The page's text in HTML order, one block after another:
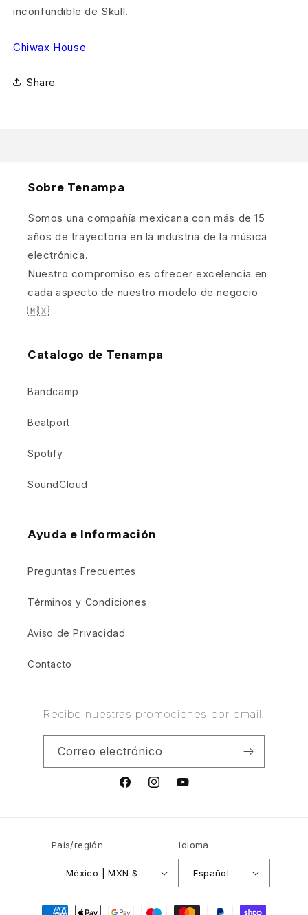
inconfundible de Skull.
Chiwax House
Share
Sobre Tenampa
Somos una compañía mexicana con más de 15
años de trayectoria en la industria de la música
electrónica.
Nuestro compromiso es ofrecer excelencia en
cada aspecto de nuestro modelo de negocio
🇲🇽
Catalogo de Tenampa
Bandcamp
Beatport
Spotify
SoundCloud
Ayuda e Información
Preguntas Frecuentes
Términos y Condiciones
Aviso de Privacidad
Contacto
Recibe nuestras promociones por email.
Correo electrónico
FacebookInstagramYouTube
País/región
México | MXN $
Idioma
Español
Formas